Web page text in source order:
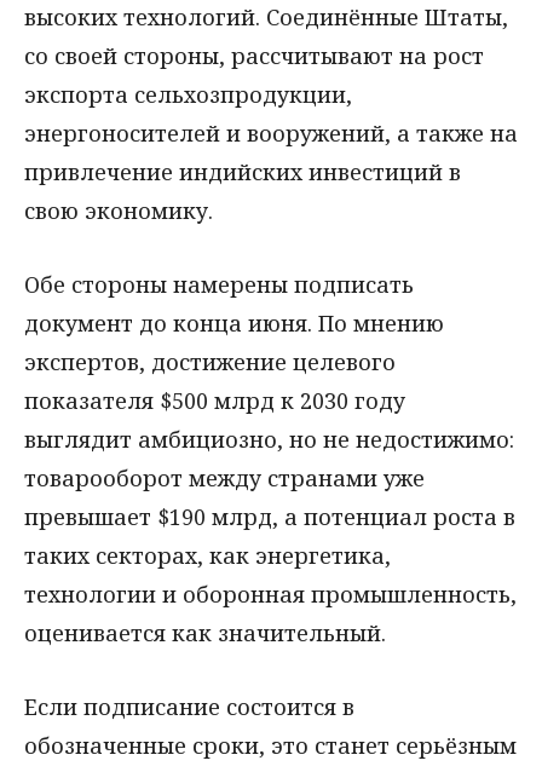
высоких технологий. Соединённые Штаты,
со своей стороны, рассчитывают на рост
экспорта сельхозпродукции,
энергоносителей и вооружений, а также на
привлечение индийских инвестиций в
свою экономику.
Обе стороны намерены подписать
документ до конца июня. По мнению
экспертов, достижение целевого
показателя $500 млрд к 2030 году
выглядит амбициозно, но не недостижимо:
товарооборот между странами уже
превышает $190 млрд, а потенциал роста в
таких секторах, как энергетика,
технологии и оборонная промышленность,
оценивается как значительный.
Если подписание состоится в
обозначенные сроки, это станет серьёзным